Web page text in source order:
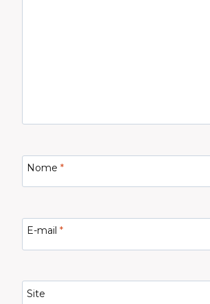
Nome *
E-mail *
Site